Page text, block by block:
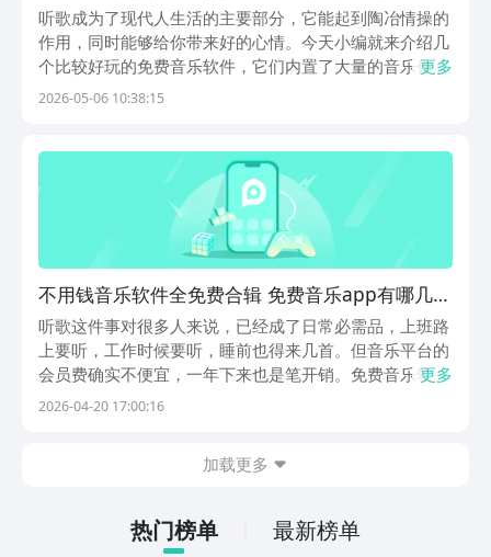
appbefore_2
听歌成为了现代人生活的主要部分，它能起到陶冶情操的
作用，同时能够给你带来好的心情。今天小编就来介绍几
个比较好玩的免费音乐软件，它们内置了大量的音乐作
品，涵盖了不同的类型。它还设计了很多其他的小众节目
同时...
更多
2026-05-06 10:38:15
不用钱音乐软件全免费合辑 免费音乐app有哪几款
分享
听歌这件事对很多人来说，已经成了日常必需品，上班路
上要听，工作时候要听，睡前也得来几首。但音乐平台的
会员费确实不便宜，一年下来也是笔开销。免费音乐软件
全免费这个概念，就显得很实在了，不用充会员就能听歌
更多
2026-04-20 17:00:16
加载更多
热门榜单 最新榜单